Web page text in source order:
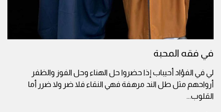
في فقه المحبة
لي في الفؤاد أحيباب إذا حضروا حل الهناء وحل الفوز والظفر
أرواحهم مثل طل الند مرهفة فهي النقاء فلا ضر ولا ضرر أما
القلوب...